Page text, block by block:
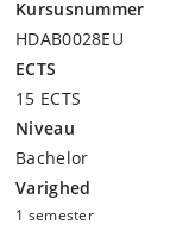
2. Dec.
9. Dec.
Kursusnummer
HDAB0028EU
ECTS
15 ECTS
Niveau
Bachelor
Varighed
1 semester